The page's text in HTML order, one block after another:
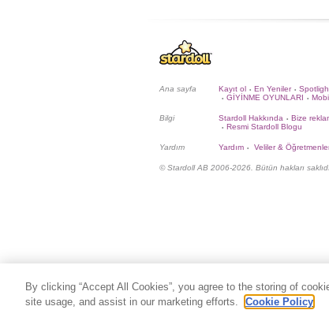
Ana sayfa Kayıt ol • En Yeniler •
• GİYİNME OYUNLARI •
Bilgi Stardoll Hakkında • Bize
• Resmi Stardoll Blogu
Yardım Yardım • Veliler &
© Stardoll AB 2006-2026. Bütün hakları
By clicking “Accept All Cookies”, you agree to the storing of
site usage, and assist in our marketing efforts.
Cookie Policy